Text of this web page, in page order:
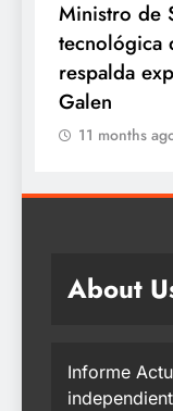
Ministro de
tecnológica
respalda
Galen
11 months
About
Informe